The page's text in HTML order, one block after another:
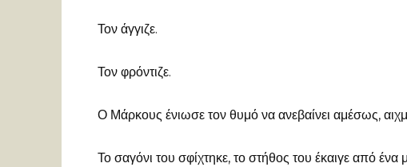
Τον άγγιζε.
Τον φρόντιζε.
Ο Μάρκους ένιωσε τον θυμό να ανεβαίνει αμέσως,
Το σαγόνι του σφίχτηκε, το στήθος του έκαιγε από